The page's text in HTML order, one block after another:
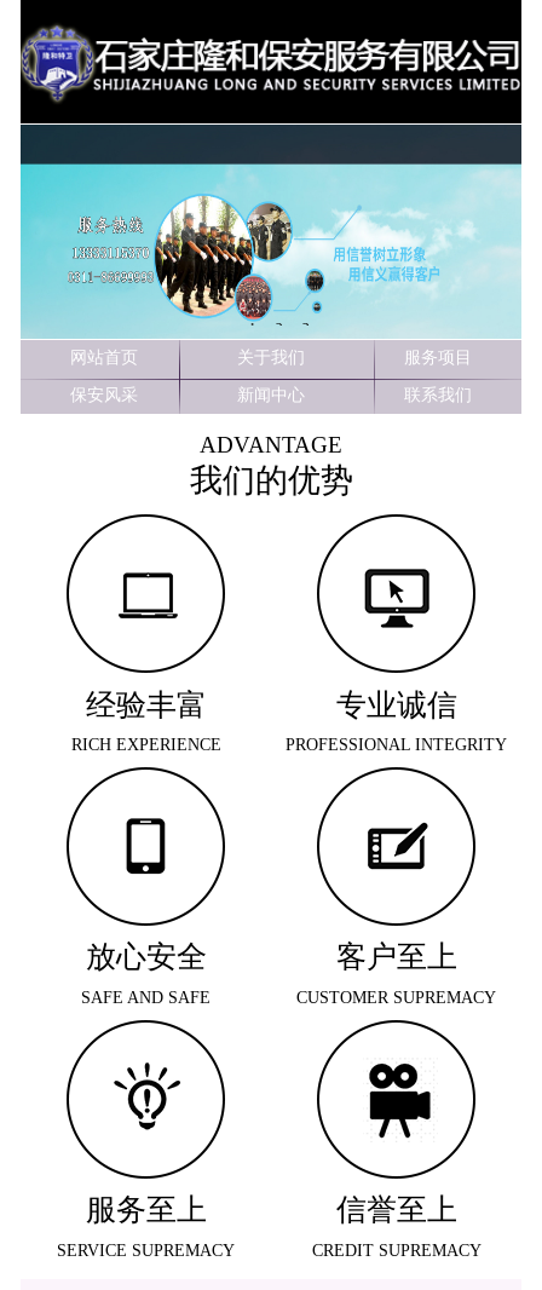
1 2
3
网站首页
关于我们 服务项目
保安风采 新闻中心 联系我们
ADVANTAGE
我们的优势
经验丰富
RICH EXPERIENCE
专业诚信
PROFESSIONAL INTEGRITY
放心安全
SAFE AND SAFE
客户至上
CUSTOMER SUPREMACY
服务至上
SERVICE SUPREMACY
信誉至上
CREDIT SUPREMACY